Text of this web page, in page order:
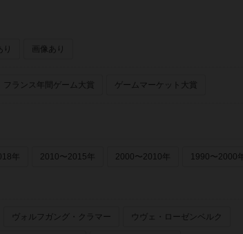
り 画像あり
フランス年間ゲーム大賞 ゲームマーケット大賞
年 2010〜2015年 2000〜2010年 1990〜2000年
ヴォルフガング・クラマー ウヴェ・ローゼンベルク